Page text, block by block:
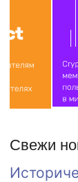
Свежи